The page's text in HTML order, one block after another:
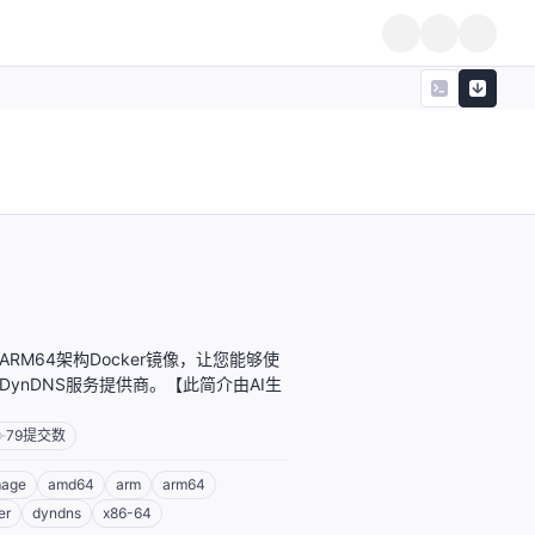
架构Docker镜像，让您能够使
服务提供商。【此简介由AI生
79提交数
amd64 arm
arm64
dyndns x86-64